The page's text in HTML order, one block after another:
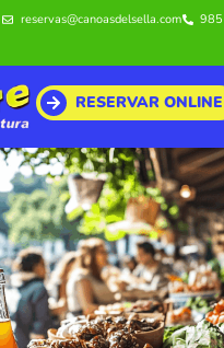
reservas@canoasdelsella.com
RESERVAR ONLINE